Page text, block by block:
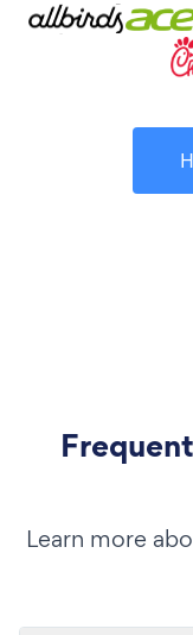
Learn more